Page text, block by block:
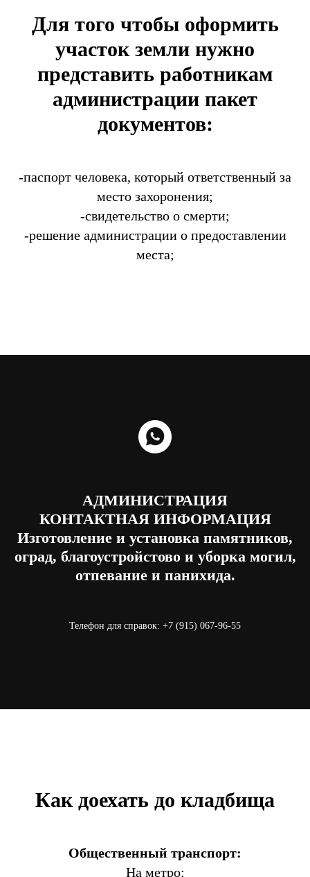
Для того чтобы оформить
участок земли нужно
представить работникам
администрации пакет
документов:
-паспорт человека, который ответственный за
место захоронения;
-свидетельство о смерти;
-решение администрации о предоставлении
места;
АДМИНИСТРАЦИЯ
КОНТАКТНАЯ ИНФОРМАЦИЯ
Изготовление и установка памятников,
оград, благоустройстово и уборка могил,
отпевание и панихида.
Телефон для справок: +7 (915) 067-96-55
Как доехать до кладбища
Общественный транспорт:
На метро: